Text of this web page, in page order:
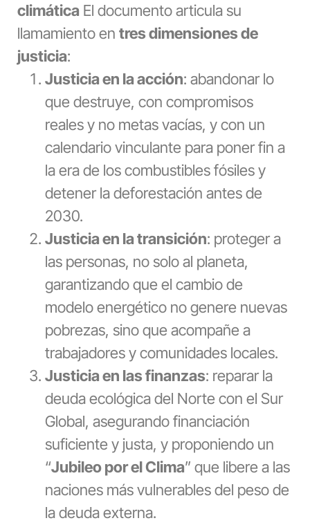
climática El documento articula su
llamamiento en tres dimensiones de
justicia:
Justicia en la acción: abandonar lo
que destruye, con compromisos
reales y no metas vacías, y con un
calendario vinculante para poner fin a
la era de los combustibles fósiles y
detener la deforestación antes de
2030.
Justicia en la transición: proteger a
las personas, no solo al planeta,
garantizando que el cambio de
modelo energético no genere nuevas
pobrezas, sino que acompañe a
trabajadores y comunidades locales.
Justicia en las finanzas: reparar la
deuda ecológica del Norte con el Sur
Global, asegurando financiación
suficiente y justa, y proponiendo un
“Jubileo por el Clima” que libere a las
naciones más vulnerables del peso de
la deuda externa.